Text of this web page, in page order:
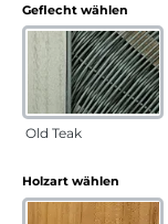
Geflecht wählen
Old Teak
Holzart wählen